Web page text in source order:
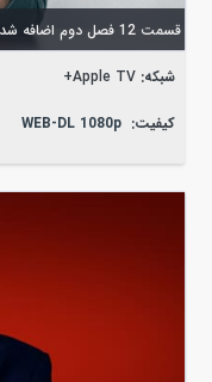
قسمت 12 فصل دوم اضافه شد
شبکه: Apple TV+
کیفیت: WEB-DL 1080p